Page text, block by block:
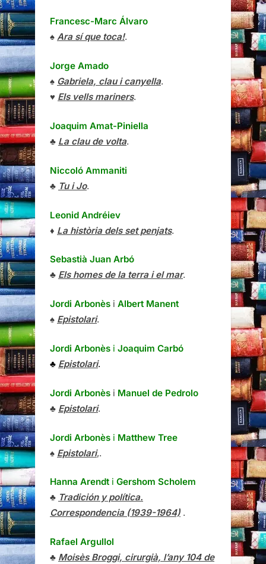
Francesc-Marc Álvaro
♠ Ara sí que toca!.
Jorge Amado
♠ Gabriela, clau i canyella.
♥ Els vells mariners.
Joaquim Amat-Piniella
♣ La clau de volta.
Niccoló Ammaniti
♣ Tu i Jo.
Leonid Andréiev
♦ La història dels set penjats.
Sebastià Juan Arbó
♣ Els homes de la terra i el mar.
Jordi Arbonès i Albert Manent
♠ Epistolari.
Jordi Arbonès i Joaquim Carbó
♣ Epistolari.
Jordi Arbonès i Manuel de Pedrolo
♣ Epistolari.
Jordi Arbonès i Matthew Tree
♠ Epistolari,.
Hanna Arendt i Gershom Scholem
♣ Tradición y política.
Correspondencia (1939-1964) .
Rafael Argullol
♣ Moisès Broggi, cirurgià, l’any 104 de